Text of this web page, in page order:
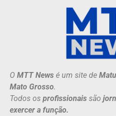
O MTT News é um site de
Mato Grosso.
Todos os profissionais são
exercer a função.